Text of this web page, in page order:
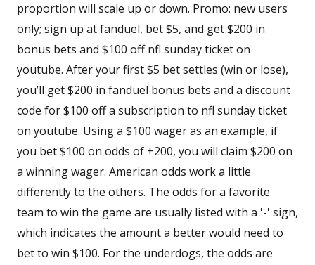
proportion will scale up or down. Promo: new users
only; sign up at fanduel, bet $5, and get $200 in
bonus bets and $100 off nfl sunday ticket on
youtube. After your first $5 bet settles (win or lose),
you’ll get $200 in fanduel bonus bets and a discount
code for $100 off a subscription to nfl sunday ticket
on youtube. Using a $100 wager as an example, if
you bet $100 on odds of +200, you will claim $200 on
a winning wager. American odds work a little
differently to the others. The odds for a favorite
team to win the game are usually listed with a '-' sign,
which indicates the amount a better would need to
bet to win $100. For the underdogs, the odds are